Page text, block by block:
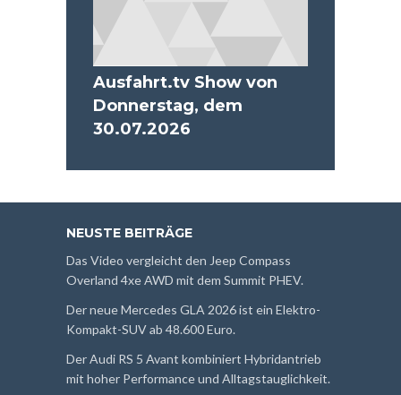
Ausfahrt.tv Show von
Donnerstag, dem
30.07.2026
NEUSTE BEITRÄGE
Das Video vergleicht den Jeep Compass
Overland 4xe AWD mit dem Summit PHEV.
Der neue Mercedes GLA 2026 ist ein Elektro-
Kompakt-SUV ab 48.600 Euro.
Der Audi RS 5 Avant kombiniert Hybridantrieb
mit hoher Performance und Alltagstauglichkeit.